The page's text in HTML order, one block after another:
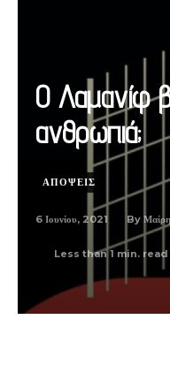
Ο Λαμανίφ
ανθρωπιά;
ΑΠΟΨΕΙΣ
6 Ιουνίου, 2021 By
Less than 1 min. read